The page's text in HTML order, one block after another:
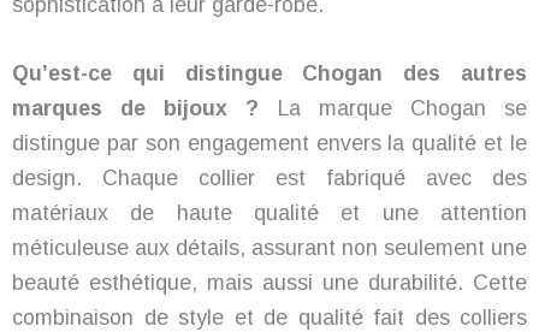
sophistication à leur garde-robe.
Qu’est-ce qui distingue Chogan des autres
marques de bijoux ? La marque Chogan se
distingue par son engagement envers la qualité et le
design. Chaque collier est fabriqué avec des
matériaux de haute qualité et une attention
méticuleuse aux détails, assurant non seulement une
beauté esthétique, mais aussi une durabilité. Cette
combinaison de style et de qualité fait des colliers